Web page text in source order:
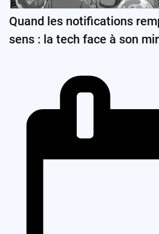
Quand les notifications
sens : la tech face à son